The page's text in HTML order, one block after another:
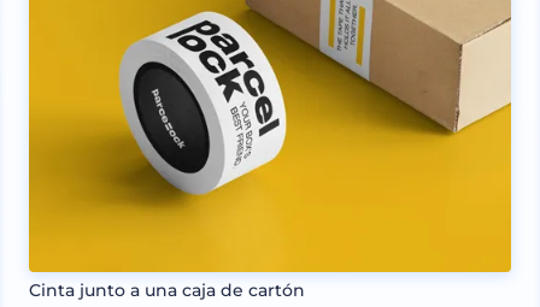
Cinta junto a una caja de cartón